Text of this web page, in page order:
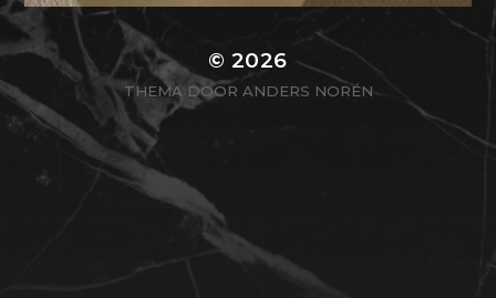
© 2026
THEMA DOOR ANDERS NORÉN